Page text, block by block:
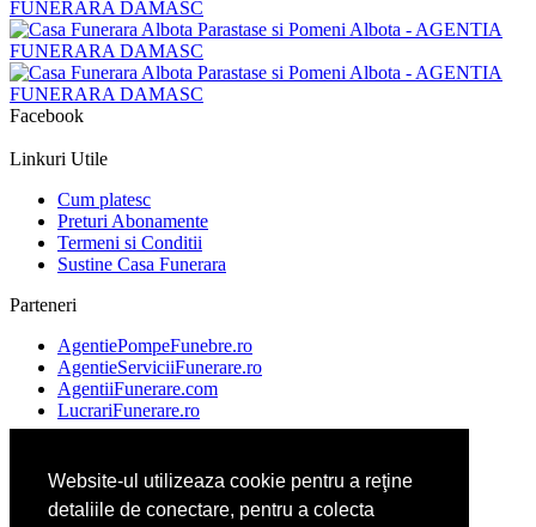
Website-ul utilizeaza cookie pentru a reţine
detaliile de conectare, pentru a colecta
Facebook
Linkuri Utile
Cum platesc
Preturi Abonamente
Termeni si Conditii
Sustine Casa Funerara
Parteneri
AgentiePompeFunebre.ro
AgentieServiciiFunerare.ro
AgentiiFunerare.com
LucrariFunerare.ro
AgentieFunerara.eu
ParastasesiPomeni.ro